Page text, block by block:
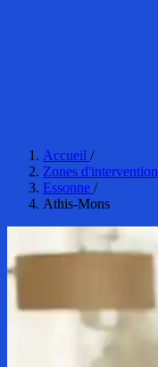
Accueil /
Zones d'intervention
Essonne /
Athis-Mons